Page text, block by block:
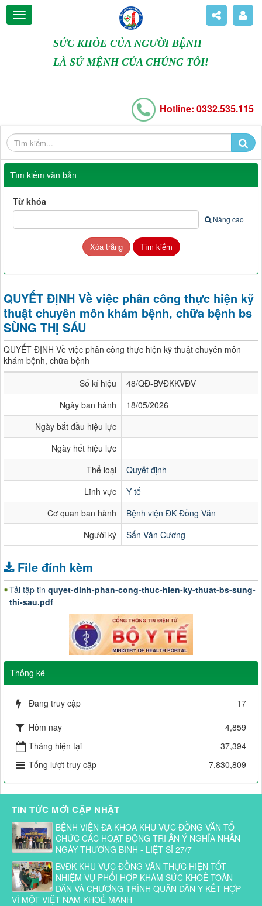
SỨC KHỎE CỦA NGƯỜI BỆNH
LÀ SỨ MỆNH CỦA CHÚNG TÔI!
Hotline: 0332.535.115
Tìm kiếm văn bản
Từ khóa
Nâng cao
QUYẾT ĐỊNH Về việc phân công thực hiện kỹ
thuật chuyên môn khám bệnh, chữa bệnh bs
SÙNG THỊ SÁU
QUYẾT ĐỊNH Về việc phân công thực hiện kỹ thuật chuyên môn
khám bệnh, chữa bệnh
Số kí hiệu
48/QĐ-BVĐKKVĐV
Ngày ban hành
18/05/2026
Ngày bắt đầu hiệu lực
Ngày hết hiệu lực
Thể loại
Quyết định
Lĩnh vực
Y tế
Cơ quan ban hành
Bệnh viện ĐK Đồng Văn
Người ký
Sấn Văn Cương
File đính kèm
Tải tập tin quyet-dinh-phan-cong-thuc-hien-ky-thuat-bs-sung-
thi-sau.pdf
Thống kê
Đang truy cập 17
Hôm nay
4,859
Tháng hiện tại
37,394
Tổng lượt truy cập
7,830,809
TIN TỨC MỚI CẬP NHẬT
BỆNH VIỆN ĐA KHOA KHU VỰC ĐỒNG VĂN TỔ
CHỨC CÁC HOẠT ĐỘNG TRI ÂN Ý NGHĨA NHÂN
NGÀY THƯƠNG BINH - LIỆT SĨ 27/7
BVĐK KHU VỰC ĐỒNG VĂN THỰC HIỆN TỐT
NHIỆM VỤ PHỐI HỢP KHÁM SỨC KHOẺ TOÀN
DÂN VÀ CHƯƠNG TRÌNH QUÂN DÂN Y KẾT HỢP –
VÌ MỘT VIỆT NAM KHOẺ MẠNH